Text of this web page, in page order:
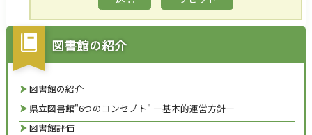
図書館の紹介
図書館の紹介
県立図書館"6つのコンセプト" ―基本的運営方針―
図書館評価